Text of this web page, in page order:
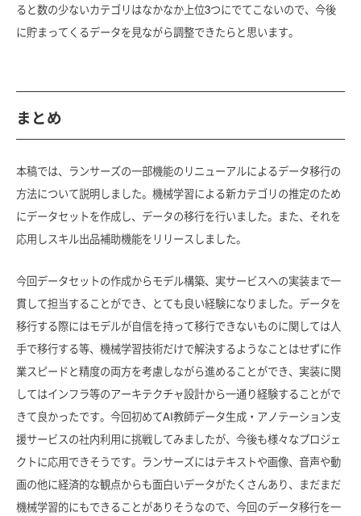
ると数の少ないカテゴリはなかなか上位3つにでてこないので、今後
に貯まってくるデータを見ながら調整できたらと思います。
まとめ
本稿では、ランサーズの一部機能のリニューアルによるデータ移行の
方法について説明しました。機械学習による新カテゴリの推定のため
にデータセットを作成し、データの移行を行いました。また、それを
応用しスキル出品補助機能をリリースしました。
今回データセットの作成からモデル構築、実サービスへの実装まで一
貫して担当することができ、とても良い経験になりました。データを
移行する際にはモデルが自信を持って移行できないものに関しては人
手で移行する等、機械学習技術だけで解決するようなことはせずに作
業スピードと精度の両方を考慮しながら進めることができ、実装に関
してはインフラ等のアーキテクチャ設計から一通り経験することがで
きて良かったです。今回初めてAI教師データ生成・アノテーション支
援サービスの社内利用に挑戦してみましたが、今後も様々なプロジェ
クトに応用できそうです。ランサーズにはテキストや画像、音声や動
画の他に経済的な観点からも面白いデータがたくさんあり、まだまだ
機械学習的にもできることがありそうなので、今回のデータ移行を一